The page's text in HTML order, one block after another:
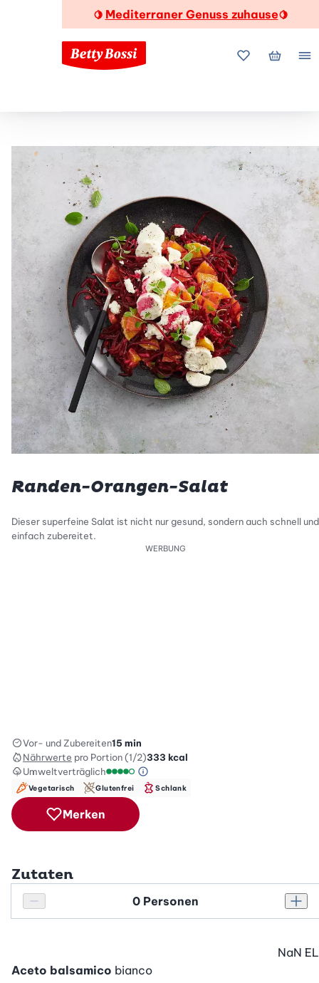
🍋 Mediterraner Genuss zuhause🍋
MeineMein
Randen-Orangen-Salat
Dieser superfeine Salat ist nicht nur gesund, sondern auch schnell und
einfach zubereitet.
WERBUNG
Vor- und Zubereiten15 min
Nährwerte pro Portion (1/2)333 kcal
Umweltverträglich
Umweltverträglichkeitsskala: 4 von 5
Green Betty Skala Info
Vegetarisch Glutenfrei Schlank
Merken
Zutaten
Personenanzahl verringern
Personenanzahl
Aceto balsamico bianco
NaN EL